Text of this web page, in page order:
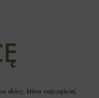
skóry, która najczęściej